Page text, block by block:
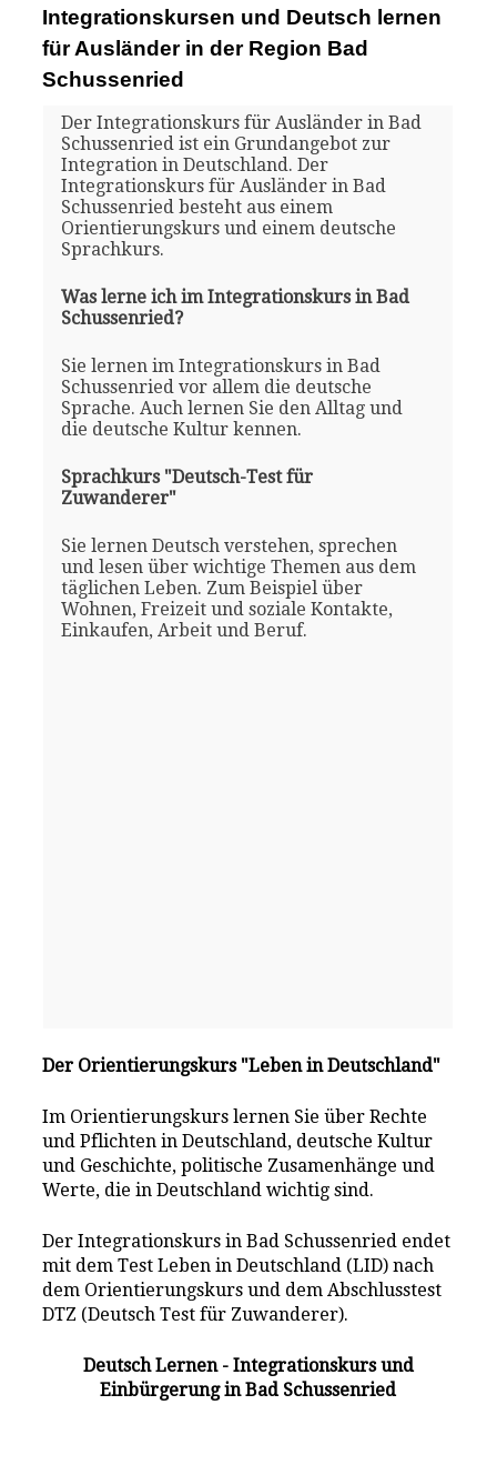
Integrationskursen und Deutsch lernen
für Ausländer in der Region Bad
Schussenried
Der Integrationskurs für Ausländer in Bad
Schussenried ist ein Grundangebot zur
Integration in Deutschland. Der
Integrationskurs für Ausländer in Bad
Schussenried besteht aus einem
Orientierungskurs und einem deutsche
Sprachkurs.
Was lerne ich im Integrationskurs in Bad
Schussenried?
Sie lernen im Integrationskurs in Bad
Schussenried vor allem die deutsche
Sprache. Auch lernen Sie den Alltag und
die deutsche Kultur kennen.
Sprachkurs "Deutsch-Test für
Zuwanderer"
Sie lernen Deutsch verstehen, sprechen
und lesen über wichtige Themen aus dem
täglichen Leben. Zum Beispiel über
Wohnen, Freizeit und soziale Kontakte,
Einkaufen, Arbeit und Beruf.
Der Orientierungskurs "Leben in Deutschland"
Im Orientierungskurs lernen Sie über Rechte
und Pflichten in Deutschland, deutsche Kultur
und Geschichte, politische Zusamenhänge und
Werte, die in Deutschland wichtig sind.
Der Integrationskurs in Bad Schussenried endet
mit dem Test Leben in Deutschland (LID) nach
dem Orientierungskurs und dem Abschlusstest
DTZ (Deutsch Test für Zuwanderer).
Deutsch Lernen - Integrationskurs und
Einbürgerung in Bad Schussenried